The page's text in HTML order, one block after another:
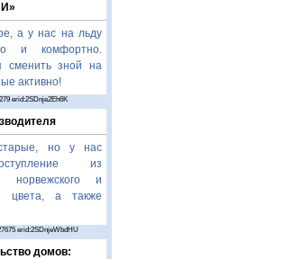
а у нас на льду
и комфортно.
сменить зной на
активно!
erid:2SDnje2Eh6K
но у нас
из
норвежского и
цвета, а также
erid:2SDnjeWbdHU
домов: